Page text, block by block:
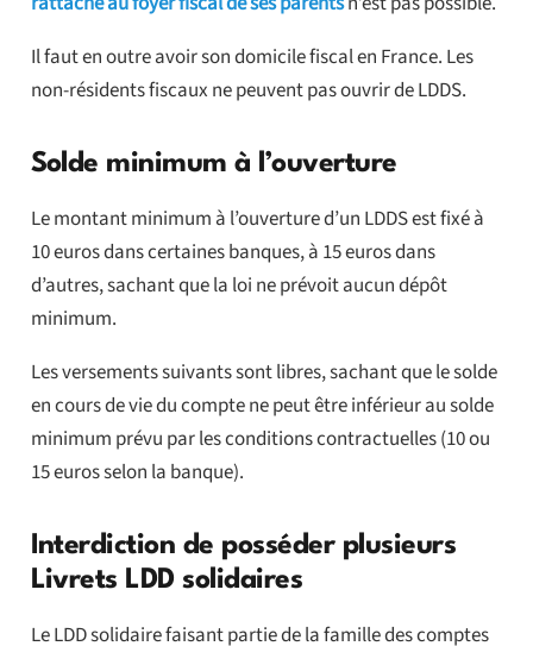
Il faut en outre avoir son domicile fiscal en France. Les
non-résidents fiscaux ne peuvent pas ouvrir de LDDS.
Solde minimum à l’ouverture
Le montant minimum à l’ouverture d’un LDDS est fixé à
10 euros dans certaines banques, à 15 euros dans
d’autres, sachant que la loi ne prévoit aucun dépôt
minimum.
Les versements suivants sont libres, sachant que le solde
en cours de vie du compte ne peut être inférieur au solde
minimum prévu par les conditions contractuelles (10 ou
15 euros selon la banque).
Interdiction de posséder plusieurs
Livrets LDD solidaires
Le LDD solidaire faisant partie de la famille des comptes